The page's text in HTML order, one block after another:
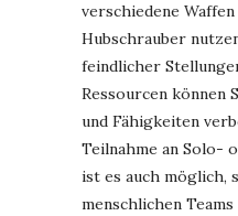
verschiedene
Hubschrauber
feindlicher
Ressourcen können
und Fähigkeiten
Teilnahme an Solo-
ist es auch möglich,
menschlichen